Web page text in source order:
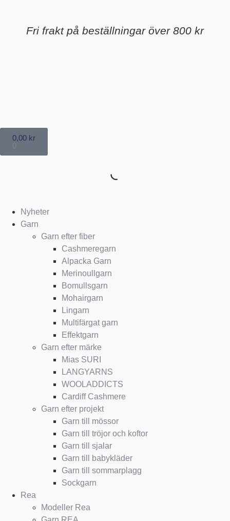
Fri frakt på beställningar över 800 kr
0,00 kr
0
Nyheter
Garn
Garn efter fiber
Cashmeregarn
Alpacka Garn
Merinoullgarn
Bomullsgarn
Mohairgarn
Lingarn
Multifärgat garn
Effektgarn
Garn efter märke
Mias SURI
LANGYARNS
WOOLADDICTS
Cardiff Cashmere
Garn efter projekt
Garn till mössor
Garn till tröjor och koftor
Garn till sjalar
Garn till babykläder
Garn till sommarplagg
Sockgarn
Rea
Modeller Rea